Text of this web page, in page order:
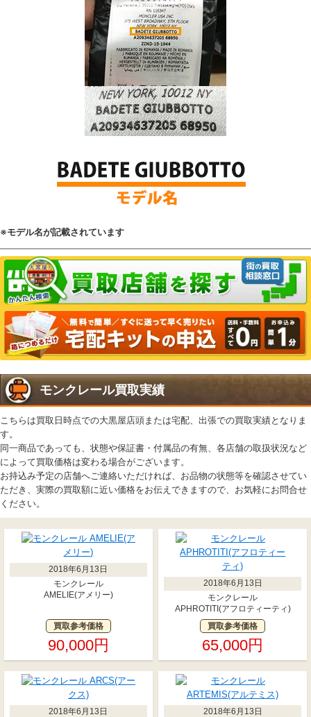
※モデル名が記載されています
モンクレール買取実績
こちらは買取日時点での大黒屋店頭または宅配、出張での買取実績となりま
す。
同一商品であっても、状態や保証書・付属品の有無、各店舗の取扱状況など
によって買取価格は変わる場合がございます。
お持込み予定の店舗へご連絡いただければ、お品物の状態等を確認させてい
ただき、実際の買取額に近い価格をお伝えできますので、お気軽にお問合せ
ください。
2018年6月13日
モンクレール
AMELIE(アメリー)
買取参考価格
90,000円
2018年6月13日
モンクレール
APHROTITI(アフロティーティ)
買取参考価格
65,000円
2018年6月13日
2018年6月13日